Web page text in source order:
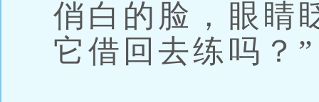
俏白的脸，眼睛
它借回去练吗？”